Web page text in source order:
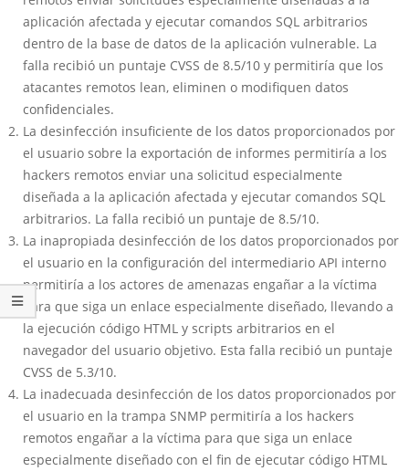
aplicación afectada y ejecutar comandos SQL arbitrarios
dentro de la base de datos de la aplicación vulnerable. La
falla recibió un puntaje CVSS de 8.5/10 y permitiría que los
atacantes remotos lean, eliminen o modifiquen datos
confidenciales.
La desinfección insuficiente de los datos proporcionados por
el usuario sobre la exportación de informes permitiría a los
hackers remotos enviar una solicitud especialmente
diseñada a la aplicación afectada y ejecutar comandos SQL
arbitrarios. La falla recibió un puntaje de 8.5/10.
La inapropiada desinfección de los datos proporcionados por
el usuario en la configuración del intermediario API interno
permitiría a los actores de amenazas engañar a la víctima
para que siga un enlace especialmente diseñado, llevando a
la ejecución código HTML y scripts arbitrarios en el
navegador del usuario objetivo. Esta falla recibió un puntaje
CVSS de 5.3/10.
La inadecuada desinfección de los datos proporcionados por
el usuario en la trampa SNMP permitiría a los hackers
remotos engañar a la víctima para que siga un enlace
especialmente diseñado con el fin de ejecutar código HTML